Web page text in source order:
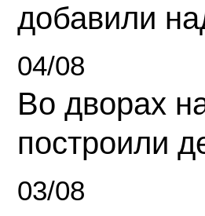
добавили
04/08
Во дворах
построили
03/08